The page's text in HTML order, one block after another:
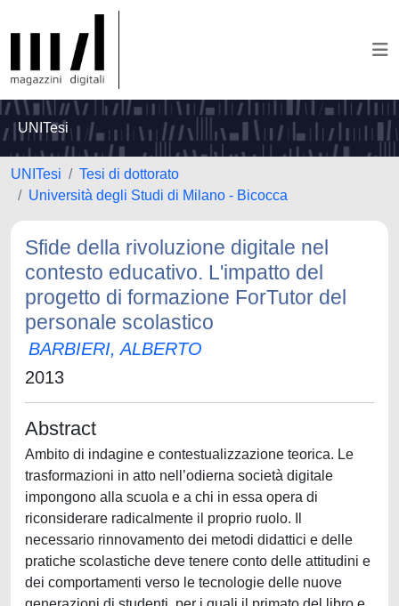
UNITesi
UNITesi
Tesi di dottorato
Università degli Studi di Milano - Bicocca
Sfide della rivoluzione digitale nel
contesto educativo. L'impatto del
progetto di formazione ForTutor del
personale scolastico
BARBIERI, ALBERTO
2013
Abstract
Ambito di indagine e contestualizzazione teorica. Le
trasformazioni in atto nell’odierna società digitale
impongono alla scuola e a chi in essa opera di
riconsiderare radicalmente il proprio ruolo. Il
necessario rinnovamento dei metodi didattici e delle
pratiche scolastiche deve tenere conto delle attitudini e
dei comportamenti verso le tecnologie delle nuove